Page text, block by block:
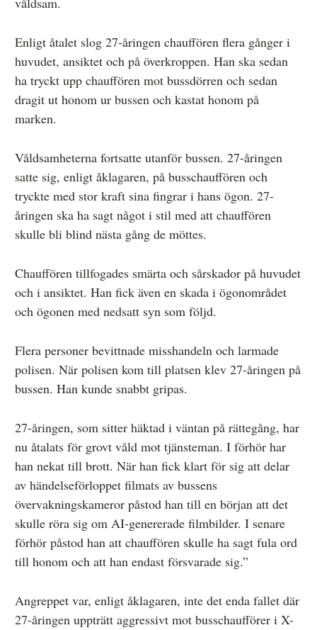
Enligt åtalet slog 27-åringen chauffören flera gånger i
huvudet, ansiktet och på överkroppen. Han ska sedan
ha tryckt upp chauffören mot bussdörren och sedan
dragit ut honom ur bussen och kastat honom på
marken.
Våldsamheterna fortsatte utanför bussen. 27-åringen
satte sig, enligt åklagaren, på busschauffören och
tryckte med stor kraft sina fingrar i hans ögon. 27-
åringen ska ha sagt något i stil med att chauffören
skulle bli blind nästa gång de möttes.
Chauffören tillfogades smärta och sårskador på huvudet
och i ansiktet. Han fick även en skada i ögonområdet
och ögonen med nedsatt syn som följd.
Flera personer bevittnade misshandeln och larmade
polisen. När polisen kom till platsen klev 27-åringen på
bussen. Han kunde snabbt gripas.
27-åringen, som sitter häktad i väntan på rättegång, har
nu åtalats för grovt våld mot tjänsteman. I förhör har
han nekat till brott. När han fick klart för sig att delar
av händelseförloppet filmats av bussens
övervakningskameror påstod han till en början att det
skulle röra sig om AI-genererade filmbilder. I senare
förhör påstod han att chauffören skulle ha sagt fula ord
till honom och att han endast försvarade sig.”
Angreppet var, enligt åklagaren, inte det enda fallet där
27-åringen uppträtt aggressivt mot busschaufförer i X-